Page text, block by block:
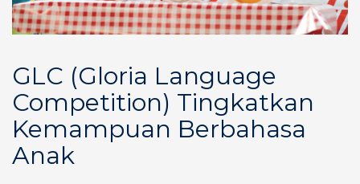
GLC (Gloria Language
Competition) Tingkatkan
Kemampuan Berbahasa
Anak